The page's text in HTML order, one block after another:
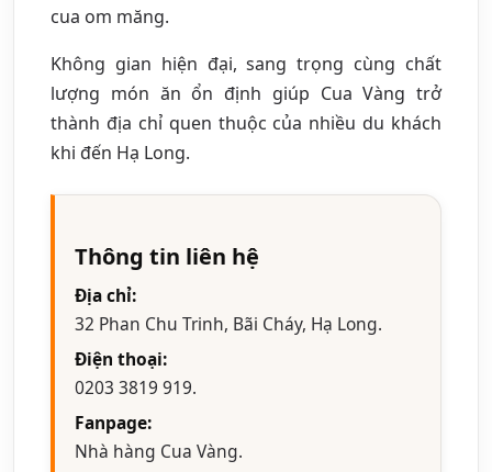
cua om măng.
Không gian hiện đại, sang trọng cùng chất
lượng món ăn ổn định giúp Cua Vàng trở
thành địa chỉ quen thuộc của nhiều du khách
khi đến Hạ Long.
Thông tin liên hệ
Địa chỉ:
32 Phan Chu Trinh, Bãi Cháy, Hạ Long.
Điện thoại:
0203 3819 919.
Fanpage:
Nhà hàng Cua Vàng.